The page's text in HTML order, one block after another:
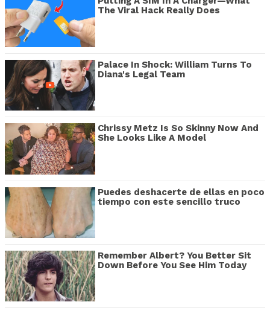
The Viral Hack Really Does
Palace In Shock: William Turns To
Diana's Legal Team
Chrissy Metz Is So Skinny Now And
She Looks Like A Model
Puedes deshacerte de ellas en poco
tiempo con este sencillo truco
Remember Albert? You Better Sit
Down Before You See Him Today